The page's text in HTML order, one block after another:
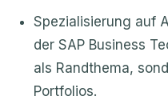
Spezialisierung auf
der SAP Business
als Randthema,
Portfolios.